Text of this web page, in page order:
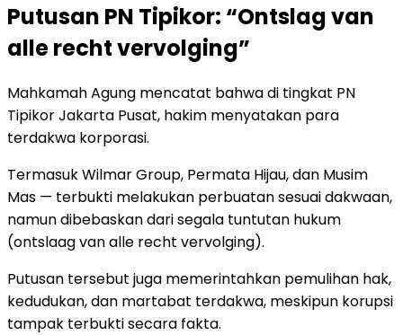
Putusan PN Tipikor: “Ontslag van
alle recht vervolging”
Mahkamah Agung mencatat bahwa di tingkat PN
Tipikor Jakarta Pusat, hakim menyatakan para
terdakwa korporasi.
Termasuk Wilmar Group, Permata Hijau, dan Musim
Mas — terbukti melakukan perbuatan sesuai dakwaan,
namun dibebaskan dari segala tuntutan hukum
(ontslaag van alle recht vervolging).
Putusan tersebut juga memerintahkan pemulihan hak,
kedudukan, dan martabat terdakwa, meskipun korupsi
tampak terbukti secara fakta.